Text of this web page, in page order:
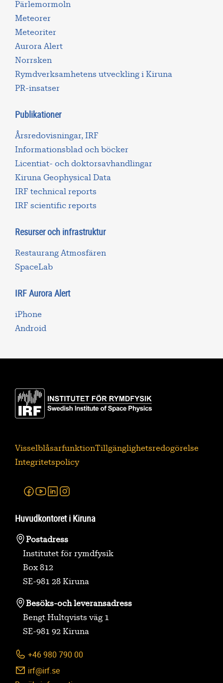
Pärlemormoln
Meteorer
Meteoriter
Aurora Alert
Norrsken
Rymdverksamhetens utveckling i Kiruna
PR-insatser
Publikationer
Årsredovisningar, IRF
Informationsblad och böcker
Licentiat- och doktorsavhandlingar
Kiruna Geophysical Data
IRF technical reports
IRF scientific reports
Resurser och infrastruktur
Restaurang Atmosfären
SpaceLab
IRF Aurora Alert
iPhone
Android
VisselblåsarfunktionTillgänglighetsredogörelse
Integritetspolicy
Facebook
YoutubeLinkedin
Huvudkontoret i Kiruna
Postadress
Institutet för rymdfysik
Box 812
SE-981 28 Kiruna
Besöks-och leveransadress
Bengt Hultqvists väg 1
SE-981 92 Kiruna
+46 980 790 00
irf@irf.se